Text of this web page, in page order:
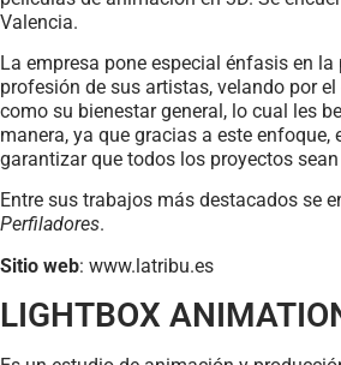
Valencia.
La empresa pone especial énfasis en
profesión de sus artistas, velando por
como su bienestar general, lo cual les
manera, ya que gracias a este enfoque,
garantizar que todos los proyectos
Entre sus trabajos más destacados se
Perfiladores.
Sitio web: www.latribu.es
LIGHTBOX